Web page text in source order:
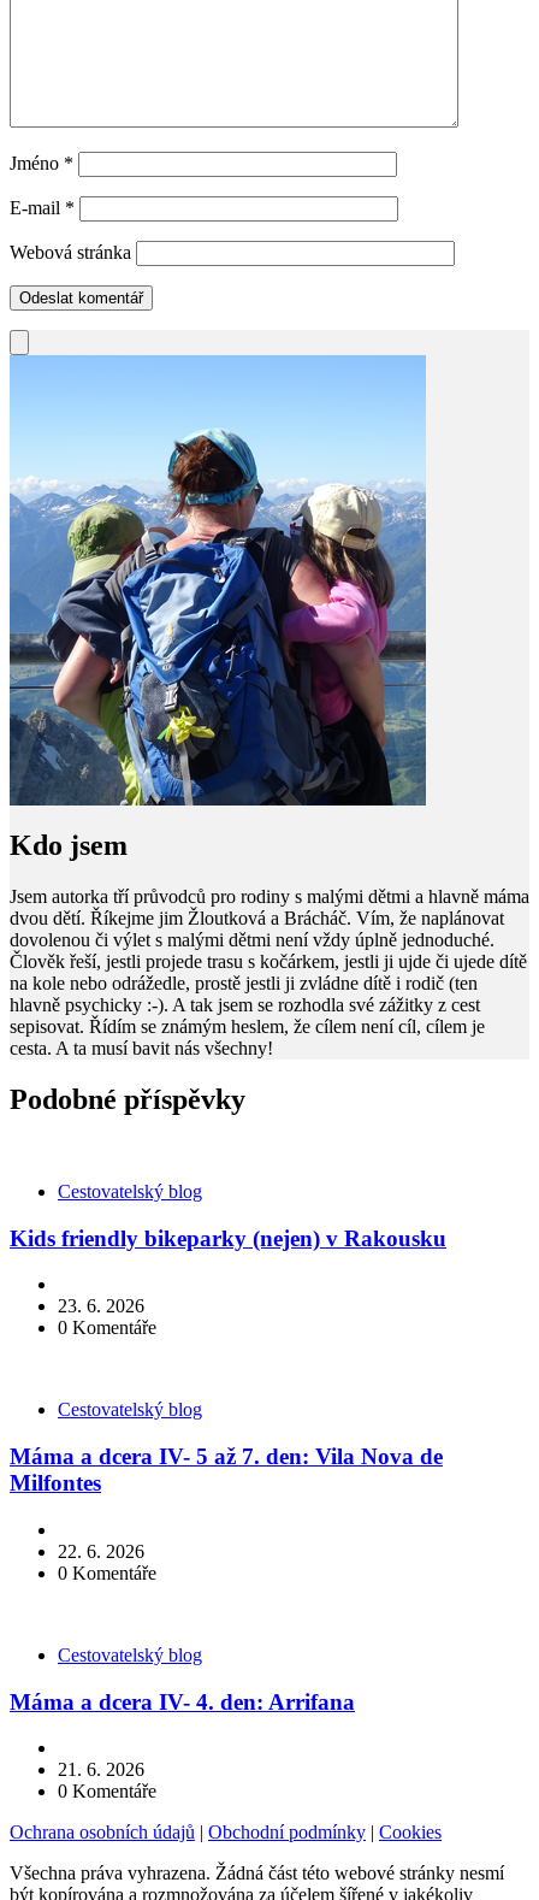
Jméno *
E-mail *
Webová stránka
Kdo jsem
Jsem autorka tří průvodců pro rodiny s malými dětmi a hlavně máma
dvou dětí. Říkejme jim Žloutková a Brácháč. Vím, že naplánovat
dovolenou či výlet s malými dětmi není vždy úplně jednoduché.
Člověk řeší, jestli projede trasu s kočárkem, jestli ji ujde či ujede dítě
na kole nebo odrážedle, prostě jestli ji zvládne dítě i rodič (ten
hlavně psychicky :-). A tak jsem se rozhodla své zážitky z cest
sepisovat. Řídím se známým heslem, že cílem není cíl, cílem je
cesta. A ta musí bavit nás všechny!
Podobné příspěvky
KategorieCestovatelský blog
Kids friendly bikeparky (nejen) v Rakousku
23. 6. 2026
0 Komentáře
KategorieCestovatelský blog
Máma a dcera IV- 5 až 7. den: Vila Nova de
Milfontes
22. 6. 2026
0 Komentáře
KategorieCestovatelský blog
Máma a dcera IV- 4. den: Arrifana
21. 6. 2026
0 Komentáře
Ochrana osobních údajů | Obchodní podmínky | Cookies
Všechna práva vyhrazena. Žádná část této webové stránky nesmí
být kopírována a rozmnožována za účelem šířené v jakékoliv